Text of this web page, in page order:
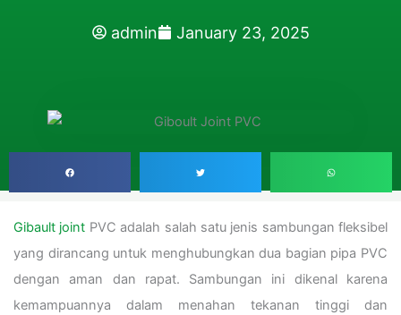
admin January 23, 2025
Gibault joint PVC adalah salah satu jenis sambungan fleksibel
yang dirancang untuk menghubungkan dua bagian pipa PVC
dengan aman dan rapat. Sambungan ini dikenal karena
kemampuannya dalam menahan tekanan tinggi dan